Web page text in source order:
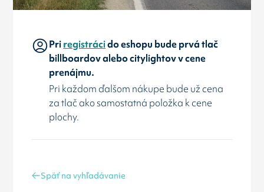
Priregistrácido eshopu bude prvá tlač
billboardov alebo citylightov v cene
prenájmu.
Pri každom ďalšom nákupe bude už cena
za tlač ako samostatná položka k cene
plochy.
Späť na vyhľadávanie